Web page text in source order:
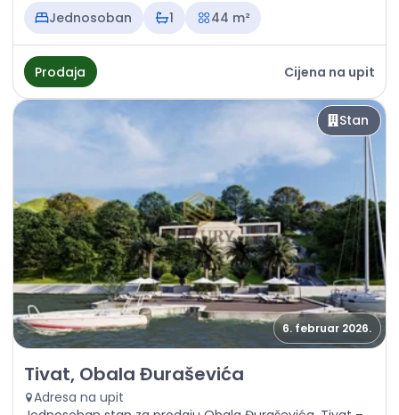
Jednosoban
1 44 m²
Prodaja Cijena na upit
Stan
6. februar 2026.
Prodaja - Stan Tivat, Obala Đuraševića
Tivat, Obala Đuraševića
Adresa na upit